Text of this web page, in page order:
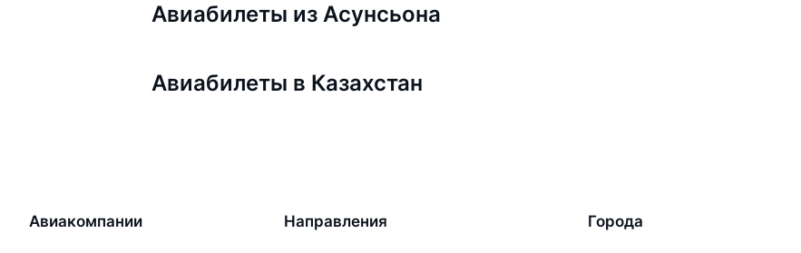
Авиабилеты из Асунсьона
Авиабилеты в Казахстан
Авиакомпании Направления Города